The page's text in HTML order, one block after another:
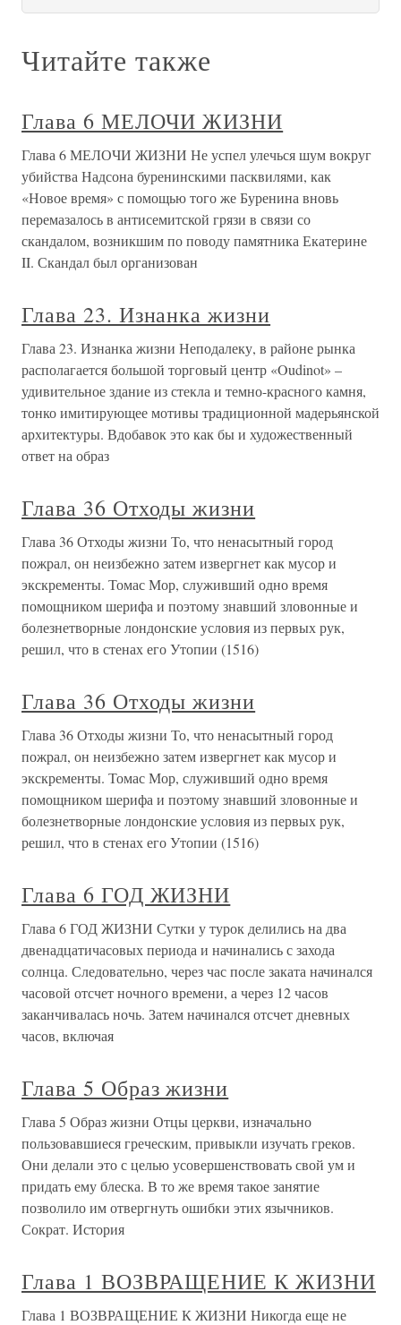
Читайте также
Глава 6 МЕЛОЧИ ЖИЗНИ
Глава 6 МЕЛОЧИ ЖИЗНИ Не успел улечься шум вокруг
убийства Надсона буренинскими пасквилями, как
«Новое время» с помощью того же Буренина вновь
перемазалось в антисемитской грязи в связи со
скандалом, возникшим по поводу памятника Екатерине
II. Скандал был организован
Глава 23. Изнанка жизни
Глава 23. Изнанка жизни Неподалеку, в районе рынка
располагается большой торговый центр «Oudinot» –
удивительное здание из стекла и темно-красного камня,
тонко имитирующее мотивы традиционной мадерьянской
архитектуры. Вдобавок это как бы и художественный
ответ на образ
Глава 36 Отходы жизни
Глава 36 Отходы жизни То, что ненасытный город
пожрал, он неизбежно затем извергнет как мусор и
экскременты. Томас Мор, служивший одно время
помощником шерифа и поэтому знавший зловонные и
болезнетворные лондонские условия из первых рук,
решил, что в стенах его Утопии (1516)
Глава 36 Отходы жизни
Глава 36 Отходы жизни То, что ненасытный город
пожрал, он неизбежно затем извергнет как мусор и
экскременты. Томас Мор, служивший одно время
помощником шерифа и поэтому знавший зловонные и
болезнетворные лондонские условия из первых рук,
решил, что в стенах его Утопии (1516)
Глава 6 ГОД ЖИЗНИ
Глава 6 ГОД ЖИЗНИ Сутки у турок делились на два
двенадцатичасовых периода и начинались с захода
солнца. Следовательно, через час после заката начинался
часовой отсчет ночного времени, а через 12 часов
заканчивалась ночь. Затем начинался отсчет дневных
часов, включая
Глава 5 Образ жизни
Глава 5 Образ жизни Отцы церкви, изначально
пользовавшиеся греческим, привыкли изучать греков.
Они делали это с целью усовершенствовать свой ум и
придать ему блеска. В то же время такое занятие
позволило им отвергнуть ошибки этих язычников.
Сократ. История
Глава 1 ВОЗВРАЩЕНИЕ К ЖИЗНИ
Глава 1 ВОЗВРАЩЕНИЕ К ЖИЗНИ Никогда еще не